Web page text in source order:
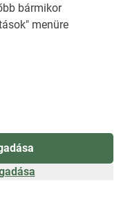
bármikor
menüre